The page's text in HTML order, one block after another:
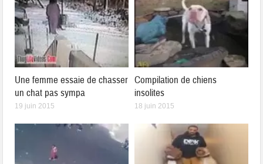
Une femme essaie de chasser
un chat pas sympa
19 juin 2015
Compilation de chiens
insolites
18 juin 2015